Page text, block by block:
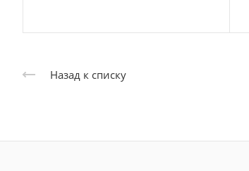
Назад к списку